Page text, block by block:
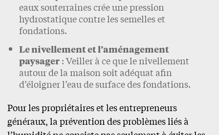
eaux souterraines crée une pression
hydrostatique contre les semelles et
fondations.
Le nivellement et l’aménagement
paysager: Veiller à ce que le nivellement
autour de la maison soit adéquat afin
d’éloigner l’eau de surface des fondations.
Pour les propriétaires et les entrepreneurs
généraux, la prévention des problèmes liés à